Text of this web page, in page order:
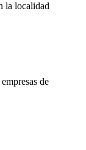
la localidad
de